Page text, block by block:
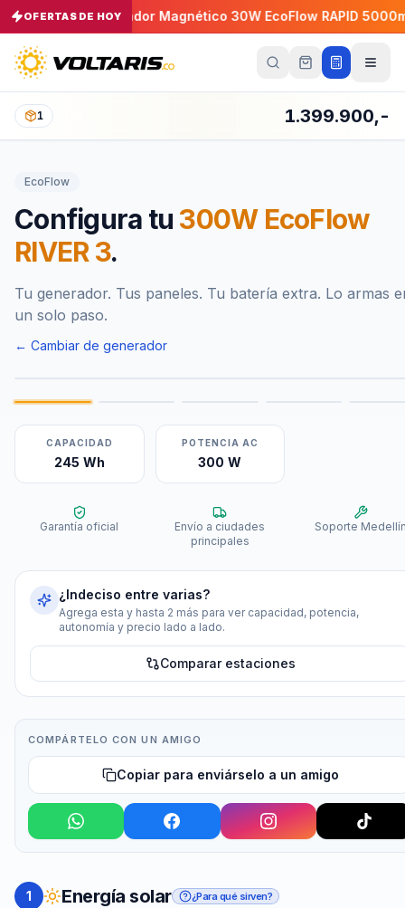
OFERTAS DE HOY
−5% Cargador Magnético 30W EcoFlow RAPID 5000mAh −5
1 1.399.900,-
EcoFlow
Configura tu 300W EcoFlow
RIVER 3.
Tu generador. Tus paneles. Tu batería extra. Lo armas
un solo paso.
← Cambiar de generador
CAPACIDAD
245 Wh
POTENCIA AC
300 W
Garantía oficial
Envío a ciudades
principales
Soporte
¿Indeciso entre varias?
Agrega esta y hasta 2 más para ver capacidad, potencia,
autonomía y precio lado a lado.
Comparar estaciones
COMPÁRTELO CON UN AMIGO
Copiar para enviárselo a un amigo
1 Energía solar ¿Para qué sirven?
Tu
Vacío
está
Agrega
con el
botón
y
págalos
todos